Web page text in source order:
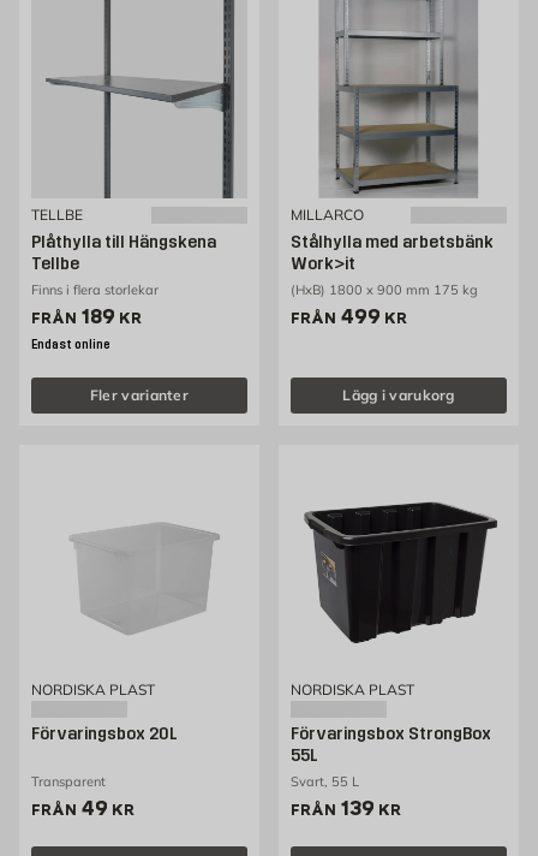
TELLBE
Plåthylla till Hängskena
Tellbe
Finns i flera storlekar
FRÅN Pris 189 kr
189 KR
Endast online
Fler varianter
MILLARCO
Stålhylla med arbetsbänk
Work>it
(HxB) 1800 x 900 mm 175 kg
FRÅN Pris 499 kr
499 KR
Lägg i varukorg
NORDISKA PLAST
Förvaringsbox 20L
Transparent
FRÅN Pris 49 kr
49 KR
NORDISKA PLAST
Förvaringsbox StrongBox
55L
Svart, 55 L
FRÅN Pris 139 kr
139 KR